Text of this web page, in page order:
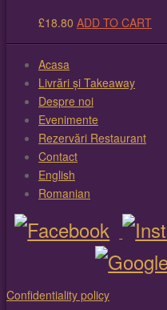
£18.80 ADD TO CART
Acasa
Livrări și Takeaway
Despre noi
Evenimente
Rezervări Restaurant
Contact
English
Romanian
Confidentiality policy